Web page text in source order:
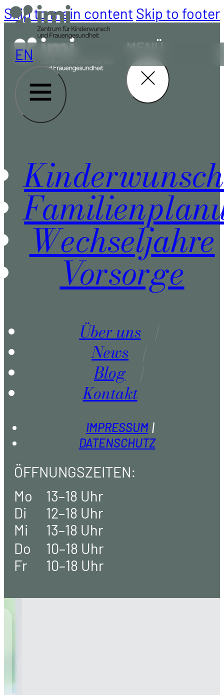
Skip to main content Skip to footer
EN MENÜ
Kinderwunsch
Wechseljahre
Vorsorge
Über uns
News
Blog
Kontakt
IMPRESSUM
DATENSCHUTZ
ÖFFNUNGSZEITEN:
Mo
13–18 Uhr
Di
12–18 Uhr
Mi
13–18 Uhr
Do
10–18 Uhr
Fr
10–18 Uhr